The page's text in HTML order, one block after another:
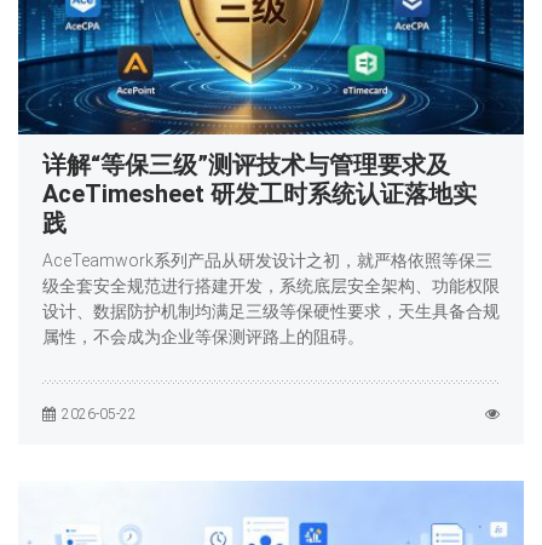
详解“等保三级”测评技术与管理要求及
AceTimesheet 研发工时系统认证落地实
践
AceTeamwork系列产品从研发设计之初，就严格依照等保三
级全套安全规范进行搭建开发，系统底层安全架构、功能权限
设计、数据防护机制均满足三级等保硬性要求，天生具备合规
属性，不会成为企业等保测评路上的阻碍。
2026-05-22